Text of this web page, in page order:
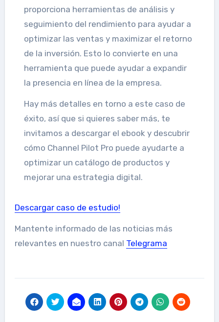
proporciona herramientas de análisis y
seguimiento del rendimiento para ayudar a
optimizar las ventas y maximizar el retorno
de la inversión. Esto lo convierte en una
herramienta que puede ayudar a expandir
la presencia en línea de la empresa.
Hay más detalles en torno a este caso de
éxito, así que si quieres saber más, te
invitamos a descargar el ebook y descubrir
cómo Channel Pilot Pro puede ayudarte a
optimizar un catálogo de productos y
mejorar una estrategia digital.
Descargar caso de estudio!
Mantente informado de las noticias más
relevantes en nuestro canal Telegrama